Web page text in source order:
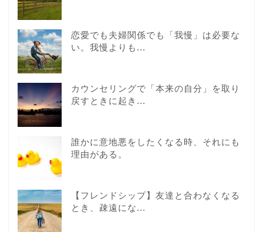
恋愛でも夫婦関係でも「我慢」は必要な
い。我慢よりも...
カウンセリングで「本来の自分」を取り
戻すときに起き...
誰かに意地悪をしたくなる時、それにも
理由がある。
【フレンドシップ】友達と合わなくなる
とき、疎遠にな...